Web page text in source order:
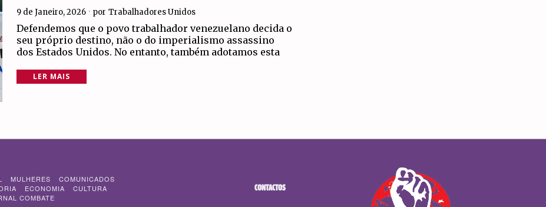
9 de Janeiro, 2026 por Trabalhadores Unidos
Defendemos que o povo trabalhador venezuelano decida o
seu próprio destino, não o do imperialismo assassino
dos Estados Unidos. No entanto, também adotamos esta
LER MAIS
MULHERES
COMUNICADOS
ECONOMIA
CULTURA
COMBATE
CONTACTOS